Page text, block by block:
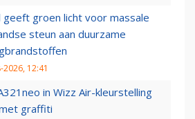
geeft groen licht voor massale
steun aan duurzame
2026, 12:41
in Wizz Air-kleurstelling
graffiti